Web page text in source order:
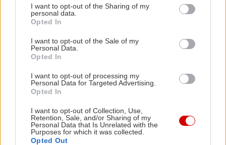
not limited to your visit or usage behaviour. You may click to
grant or deny consent to Google and its third-party tags to
use your data for below specified purposes in below Google
consent section.
I want to opt-out of the Sharing of my
personal data.
Opted In
I want to opt-out of the Sale of my
Personal Data.
Opted In
I want to opt-out of processing my
Personal Data for Targeted Advertising.
Opted In
I want to opt-out of Collection, Use,
Retention, Sale, and/or Sharing of my
Personal Data that Is Unrelated with the
Purposes for which it was collected.
Opted Out
ημέρας, τα θέατρα της πόλης, τις παλαβομάρες του ίντερνετ
και τις τελευταίες τάσεις σε διατροφή και άσκηση. Υπόσχεται
Διαβάστε επίσης